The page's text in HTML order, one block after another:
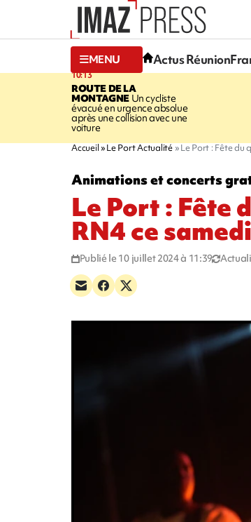
MENU Actus Réunion
10:13
ROUTE DE LA
MONTAGNEUn cycliste
évacué en urgence absolue
après une collision avec une
voiture
Accueil Le Port Actualité Le Port : Fête du
Animations et concerts
Le Port : Fête
RN4 ce samedi
Publié le 10 juillet 2024 à 11:39